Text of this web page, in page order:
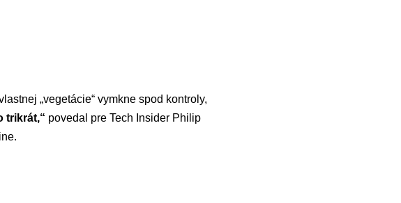
„vegetácie“ vymkne spod kontroly,
trikrát,“ povedal pre Tech Insider Philip